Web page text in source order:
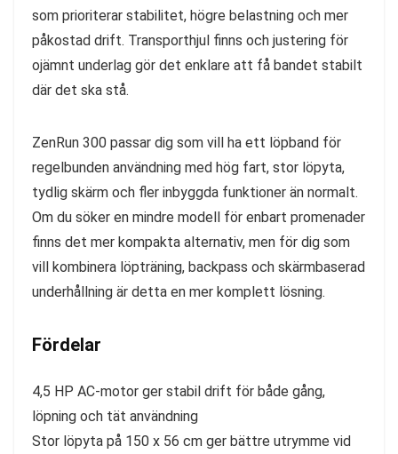
som prioriterar stabilitet, högre belastning och mer
påkostad drift. Transporthjul finns och justering för
ojämnt underlag gör det enklare att få bandet stabilt
där det ska stå.
ZenRun 300 passar dig som vill ha ett löpband för
regelbunden användning med hög fart, stor löpyta,
tydlig skärm och fler inbyggda funktioner än normalt.
Om du söker en mindre modell för enbart promenader
finns det mer kompakta alternativ, men för dig som
vill kombinera löpträning, backpass och skärmbaserad
underhållning är detta en mer komplett lösning.
Fördelar
4,5 HP AC-motor ger stabil drift för både gång,
löpning och tät användning
Stor löpyta på 150 x 56 cm ger bättre utrymme vid